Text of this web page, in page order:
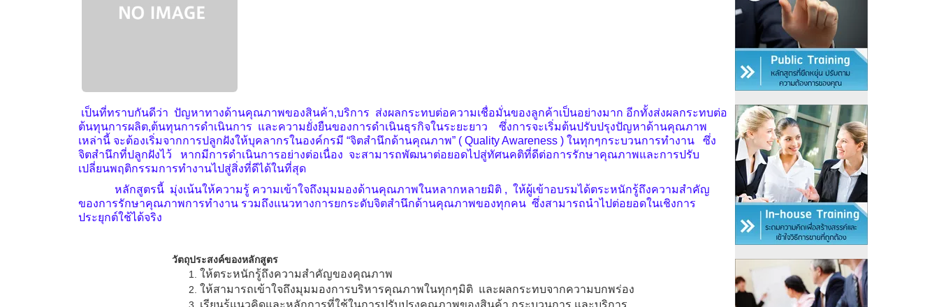
เป็นที่ทราบกันดีว่า ปัญหาทางด้านคุณภาพของสินค้า,บริการ ส่งผลกระทบต่อความเชื่อมั่นของลูกค้าเป็นอย่างมาก อีกทั้งส่งผลกระทบต่อ
ต้นทุนการผลิต,ต้นทุนการดำเนินการ และความยั่งยืนของการดำเนินธุรกิจในระยะยาว ซึ่งการจะเริ่มต้นปรับปรุงปัญหาด้านคุณภาพ
เหล่านี้ จะต้องเริ่มจากการปลูกฝังให้บุคลากรในองค์กรมี “จิตสำนึกด้านคุณภาพ” ( Quality Awareness ) ในทุกๆกระบวนการทำงาน ซึ่ง
จิตสำนึกที่ปลูกฝังไว้ หากมีการดำเนินการอย่างต่อเนื่อง จะสามารถพัฒนาต่อยอดไปสู่ทัศนคติที่ดีต่อการรักษาคุณภาพและการปรับ
เปลี่ยนพฤติกรรมการทำงานไปสู่สิ่งที่ดีได้ในที่สุด
หลักสูตรนี้ มุ่งเน้นให้ความรู้ ความเข้าใจถึงมุมมองด้านคุณภาพในหลากหลายมิติ , ให้ผู้เข้าอบรมได้ตระหนักรู้ถึงความสำคัญ
ของการรักษาคุณภาพการทำงาน รวมถึงแนวทางการยกระดับจิตสำนึกด้านคุณภาพของทุกคน ซึ่งสามารถนำไปต่อยอดในเชิงการ
ประยุกต์ใช้ได้จริง
วัตถุประสงค์ของหลักสูตร
ให้ตระหนักรู้ถึงความสำคัญของคุณภาพ
ให้สามารถเข้าใจถึงมุมมองการบริหารคุณภาพในทุกๆมิติ และผลกระทบจากความบกพร่อง
เรียนรู้แนวคิดและหลักการที่ใช้ในการปรับปรุงคุณภาพของสินค้า,กระบวนการ และบริการ